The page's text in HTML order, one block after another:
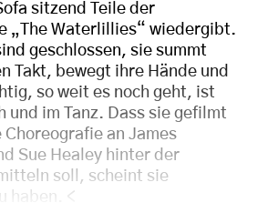
sitzend Teile der
„The Waterlillies“ wiedergibt.
geschlossen, sie summt
Takt, bewegt ihre Hände und
so weit es noch geht, ist
und im Tanz. Dass sie gefilmt
an James
Sue Healey hinter der
soll, scheint sie
haben.
<